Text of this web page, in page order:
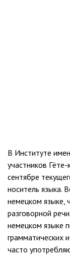
В Институте
участников
сентябре
носитель языка.
немецком языке,
разговорной
немецком языке
грамматических
часто